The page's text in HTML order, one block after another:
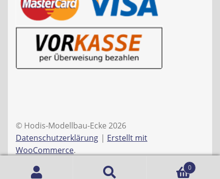
© Hodis-Modellbau-Ecke 2026
Datenschutzerklärung
Erstellt mit
WooCommerce.
0